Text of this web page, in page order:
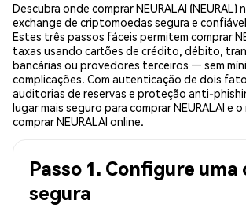
Descubra onde comprar NEURALAI (NEURAL)
exchange de criptomoedas segura e
Estes três passos fáceis permitem comprar
taxas usando cartões de crédito, débito,
bancárias ou provedores terceiros — sem
complicações. Com autenticação de dois
auditorias de reservas e proteção anti-
lugar mais seguro para comprar NEURALAI e
comprar NEURALAI online.
Passo 1. Configure uma
segura